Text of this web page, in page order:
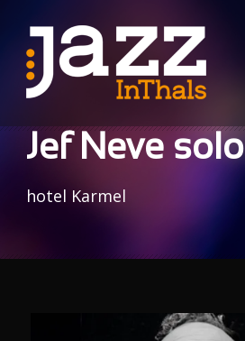
Jef Neve solo
hotel Karmel